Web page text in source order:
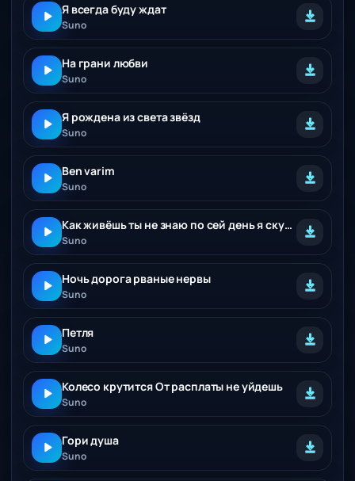
Я всегда буду ждат
Suno
На грани любви
Suno
Я рождена из света звёзд
Suno
Ben varim
Suno
Как живёшь ты не знаю по сей день я скучаю
Suno
Ночь дорога рваные нервы
Suno
Петля
Suno
Колесо крутится От расплаты не уйдешь
Suno
Гори душа
Suno